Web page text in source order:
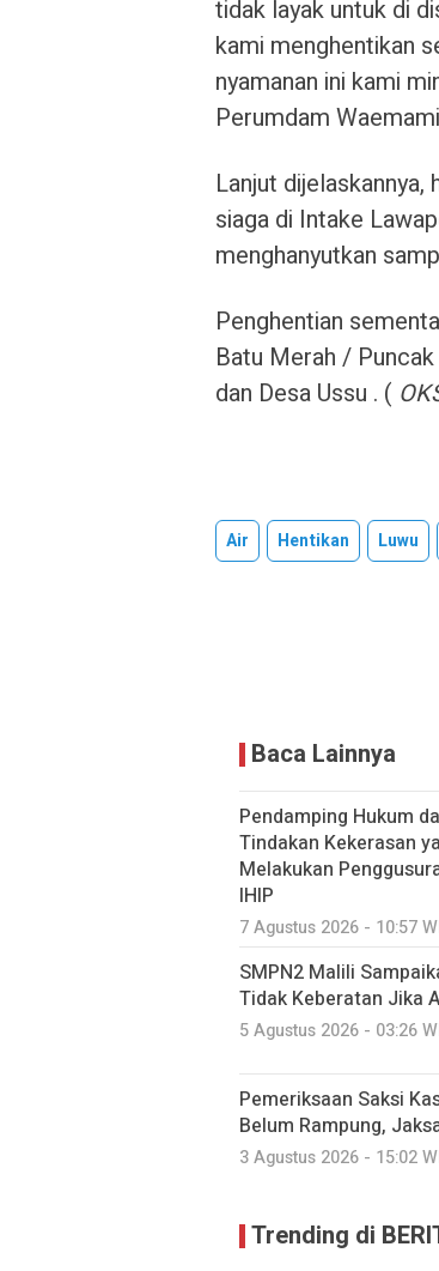
tidak layak untuk di
kami menghentikan
nyamanan ini kami
Perumdam
Lanjut
siaga di Intake
menghanyutkan
Penghentian
Batu Merah /
dan Desa Ussu . (
Air Hentikan Luwu
Baca Lainnya
Pendamping Hukum
Tindakan Kekerasan
Melakukan
IHIP
7 Agustus 2026 - 10:57
SMPN2 Malili
Tidak Keberatan Jika
5 Agustus 2026 - 03:26
Pemeriksaan Saksi
Belum Rampung,
3 Agustus 2026 - 15:02
Trending di